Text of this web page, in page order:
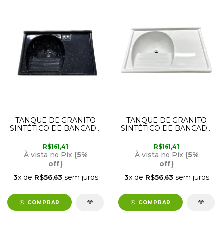
TANQUE DE GRANITO
SINTÉTICO DE BANCADA
52CM RORATO
R$161,41
À vista no Pix (5%
off)
3x de R$56,63 sem juros
COMPRAR
TANQUE DE GRANITO
SINTÉTICO DE BANCADA
52CM RORATO
R$161,41
À vista no Pix (5%
off)
3x de R$56,63 sem juros
COMPRAR